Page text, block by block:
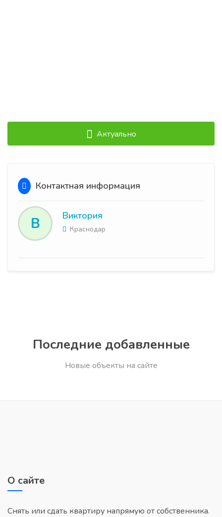
Актуально
Контактная информация
В Виктория
Краснодар
Последние добавленные
Новые объекты на сайте
О сайте
Снять или сдать квартиру напрямую от собственника.